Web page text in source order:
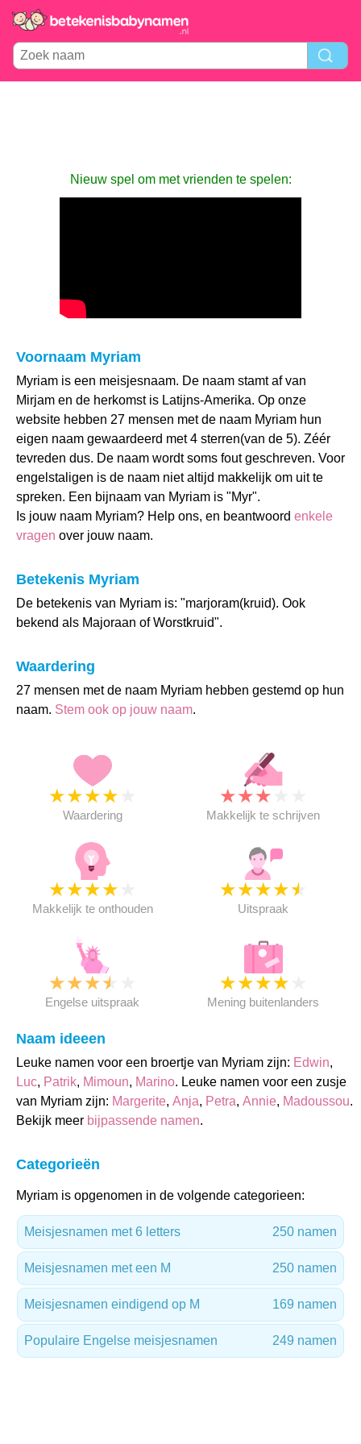
Nieuw spel om met vrienden te spelen:
Voornaam Myriam
Myriam is een meisjesnaam. De naam stamt af van
Mirjam en de herkomst is Latijns-Amerika. Op onze
website hebben 27 mensen met de naam Myriam hun
eigen naam gewaardeerd met 4 sterren(van de 5). Zéér
tevreden dus. De naam wordt soms fout geschreven. Voor
engelstaligen is de naam niet altijd makkelijk om uit te
spreken. Een bijnaam van Myriam is "Myr".
Is jouw naam Myriam? Help ons, en beantwoord enkele
vragen over jouw naam.
Betekenis Myriam
De betekenis van Myriam is: "marjoram(kruid). Ook
bekend als Majoraan of Worstkruid".
Waardering
27 mensen met de naam Myriam hebben gestemd op hun
naam. Stem ook op jouw naam.
★★★★
Waardering
★★★
Makkelijk te schrijven
★★★★
Makkelijk te onthouden
★★★★★
Uitspraak
★★★★
Engelse uitspraak
★★★★
Mening buitenlanders
Naam ideeen
Leuke namen voor een broertje van Myriam zijn: Edwin,
Luc, Patrik, Mimoun, Marino. Leuke namen voor een zusje
van Myriam zijn: Margerite, Anja, Petra, Annie, Madoussou.
Bekijk meer bijpassende namen.
Categorieën
Myriam is opgenomen in de volgende categorieen:
Meisjesnamen met 6 letters 250 namen
Meisjesnamen met een M 250 namen
Meisjesnamen eindigend op M 169 namen
Populaire Engelse meisjesnamen 249 namen